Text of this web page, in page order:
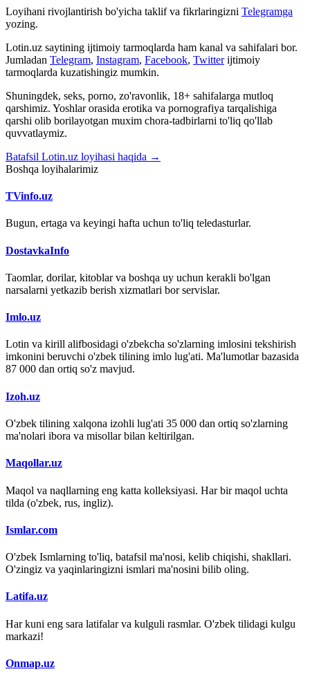
Loyihani rivojlantirish bo'yicha taklif va fikrlaringizni Telegramga
yozing.
Lotin.uz saytining ijtimoiy tarmoqlarda ham kanal va sahifalari bor.
Jumladan Telegram, Instagram, Facebook, Twitter ijtimoiy
tarmoqlarda kuzatishingiz mumkin.
Shuningdek, seks, porno, zo'ravonlik, 18+ sahifalarga mutloq
qarshimiz. Yoshlar orasida erotika va pornografiya tarqalishiga
qarshi olib borilayotgan muxim chora-tadbirlarni to'liq qo'llab
quvvatlaymiz.
Batafsil Lotin.uz loyihasi haqida →
Boshqa loyihalarimiz
TVinfo.uz
Bugun, ertaga va keyingi hafta uchun to'liq teledasturlar.
DostavkaInfo
Taomlar, dorilar, kitoblar va boshqa uy uchun kerakli bo'lgan
narsalarni yetkazib berish xizmatlari bor servislar.
Imlo.uz
Lotin va kirill alifbosidagi o'zbekcha so'zlarning imlosini tekshirish
imkonini beruvchi o'zbek tilining imlo lug'ati. Ma'lumotlar bazasida
87 000 dan ortiq so'z mavjud.
Izoh.uz
O'zbek tilining xalqona izohli lug'ati 35 000 dan ortiq so'zlarning
ma'nolari ibora va misollar bilan keltirilgan.
Maqollar.uz
Maqol va naqllarning eng katta kolleksiyasi. Har bir maqol uchta
tilda (o'zbek, rus, ingliz).
Ismlar.com
O'zbek Ismlarning to'liq, batafsil ma'nosi, kelib chiqishi, shakllari.
O'zingiz va yaqinlaringizni ismlari ma'nosini bilib oling.
Latifa.uz
Har kuni eng sara latifalar va kulguli rasmlar. O'zbek tilidagi kulgu
markazi!
Onmap.uz